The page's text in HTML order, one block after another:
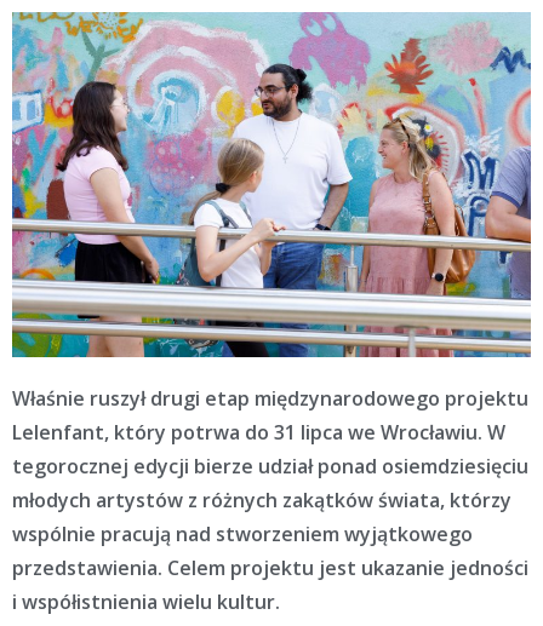
Właśnie ruszył drugi etap międzynarodowego projektu
Lelenfant, który potrwa do 31 lipca we Wrocławiu. W
tegorocznej edycji bierze udział ponad osiemdziesięciu
młodych artystów z różnych zakątków świata, którzy
wspólnie pracują nad stworzeniem wyjątkowego
przedstawienia. Celem projektu jest ukazanie jedności
i współistnienia wielu kultur.